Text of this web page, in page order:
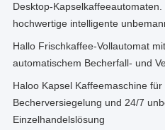
Desktop-Kapselkaffeeautomaten.
hochwertige intelligente
Hallo Frischkaffee-Vollautomat
automatischem Becherfall- und
Haloo Kapsel Kaffeemaschine
Becherversiegelung und 24/7
Einzelhandelslösung